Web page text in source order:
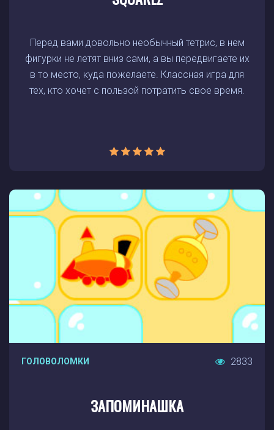
Перед вами довольно необычный тетрис, в нем
фигурки не летят вниз сами, а вы передвигаете их
в то место, куда пожелаете. Классная игра для
тех, кто хочет с пользой потратить свое время.
ГОЛОВОЛОМКИ 2833
ЗАПОМИНАШКА